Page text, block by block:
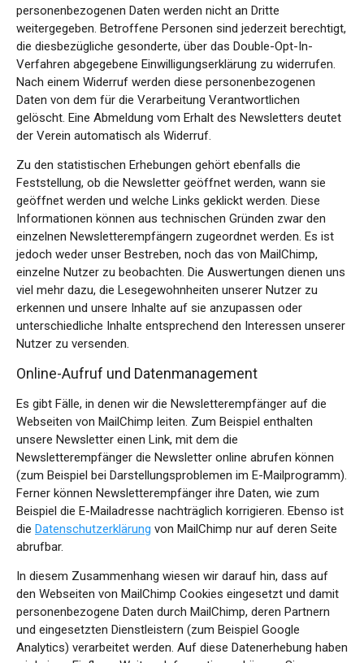
personenbezogenen Daten werden nicht an Dritte
weitergegeben. Betroffene Personen sind jederzeit berechtigt,
die diesbezügliche gesonderte, über das Double-Opt-In-
Verfahren abgegebene Einwilligungserklärung zu widerrufen.
Nach einem Widerruf werden diese personenbezogenen
Daten von dem für die Verarbeitung Verantwortlichen
gelöscht. Eine Abmeldung vom Erhalt des Newsletters deutet
der Verein automatisch als Widerruf.
Zu den statistischen Erhebungen gehört ebenfalls die
Feststellung, ob die Newsletter geöffnet werden, wann sie
geöffnet werden und welche Links geklickt werden. Diese
Informationen können aus technischen Gründen zwar den
einzelnen Newsletterempfängern zugeordnet werden. Es ist
jedoch weder unser Bestreben, noch das von MailChimp,
einzelne Nutzer zu beobachten. Die Auswertungen dienen uns
viel mehr dazu, die Lesegewohnheiten unserer Nutzer zu
erkennen und unsere Inhalte auf sie anzupassen oder
unterschiedliche Inhalte entsprechend den Interessen unserer
Nutzer zu versenden.
Online-Aufruf und Datenmanagement
Es gibt Fälle, in denen wir die Newsletterempfänger auf die
Webseiten von MailChimp leiten. Zum Beispiel enthalten
unsere Newsletter einen Link, mit dem die
Newsletterempfänger die Newsletter online abrufen können
(zum Beispiel bei Darstellungsproblemen im E-Mailprogramm).
Ferner können Newsletterempfänger ihre Daten, wie zum
Beispiel die E-Mailadresse nachträglich korrigieren. Ebenso ist
die Datenschutzerklärung von MailChimp nur auf deren Seite
abrufbar.
In diesem Zusammenhang wiesen wir darauf hin, dass auf
den Webseiten von MailChimp Cookies eingesetzt und damit
personenbezogene Daten durch MailChimp, deren Partnern
und eingesetzten Dienstleistern (zum Beispiel Google
Analytics) verarbeitet werden. Auf diese Datenerhebung haben